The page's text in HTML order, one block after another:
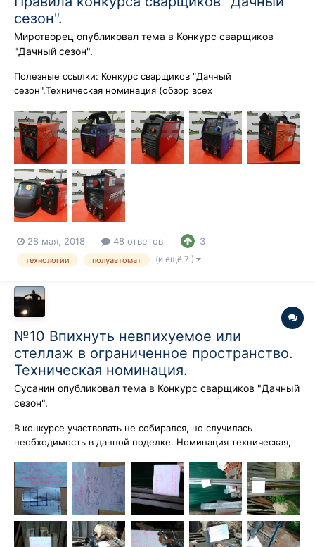
сезон".
Миротворец опубликовал тема в Конкурс сварщиков
"Дачный сезон".
Полезные ссылки: Конкурс сварщиков "Дачный
сезон".Техническая номинация (обзор всех
Правила конкурса 1. Общие положения 1.1. Название
конкурса: Конкурс сварщиков «Дачный сезон» (далее по
тексту настоящих Правил – Конкурс). 1.2. Цели Конкурса:...
28 мая, 2018 48 ответов 3
технологии полуавтомат (и ещё 7 )
№10 Впихнуть невпихуемое или
стеллаж в ограниченное пространство.
Техническая номинация.
Сусанин опубликовал тема в Конкурс сварщиков "Дачный
сезон".
В конкурсе участвовать не собирался, но случилась
необходимость в данной поделке. Номинация техническая,
литературно художественных ценностей недожил. Даже
некролог придумал, нет не то, другое слово, не помню как
называется. короче - "ни ума ни фан...